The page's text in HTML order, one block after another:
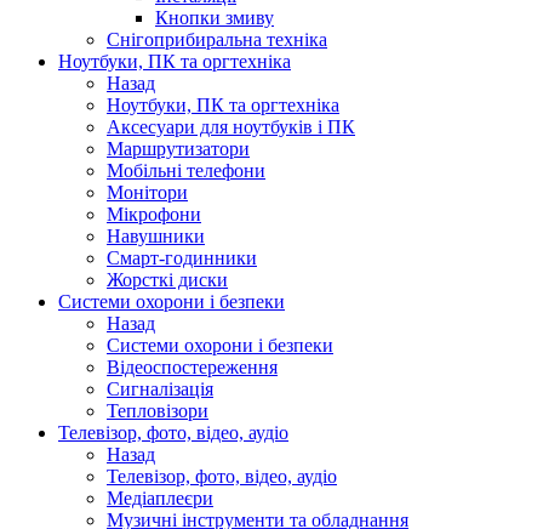
Кнопки змиву
Снігоприбиральна техніка
Ноутбуки, ПК та оргтехніка
Назад
Ноутбуки, ПК та оргтехніка
Аксесуари для ноутбуків і ПК
Маршрутизатори
Мобільні телефони
Монітори
Мікрофони
Навушники
Смарт-годинники
Жорсткі диски
Системи охорони і безпеки
Назад
Системи охорони і безпеки
Відеоспостереження
Сигналізація
Тепловізори
Телевізор, фото, відео, аудіо
Назад
Телевізор, фото, відео, аудіо
Медіаплеєри
Музичні інструменти та обладнання